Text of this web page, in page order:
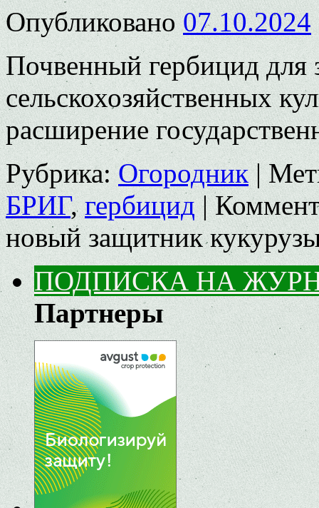
Опубликовано 07.10.2024
Почвенный гербицид
сельскохозяйственных
расширение
Рубрика: Огородник |
БРИГ,гербицид |
новый защитник
ПОДПИСКА НА
Партнеры